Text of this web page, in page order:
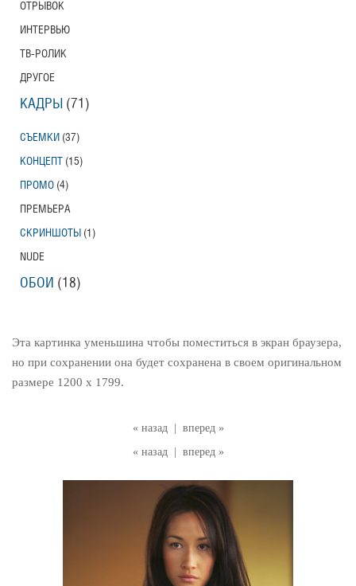
« назад
вперед »
« назад
вперед »
Эта картинка уменьшина чтобы поместиться в экран браузера,
но при сохранении она будет сохранена в своем оригинальном
размере 1200 x 1799.
ОТРЫВОК
ИНТЕРВЬЮ
ТВ-РОЛИК
ДРУГОЕ
КАДРЫ (71)
СЪЕМКИ (37)
КОНЦЕПТ (15)
ПРОМО (4)
ПРЕМЬЕРА
СКРИНШОТЫ (1)
NUDE
ОБОИ (18)